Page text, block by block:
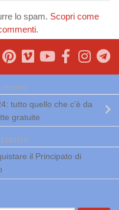
lo spam. Scopri come
.
tutto quello che c’è da
gratuite
il Principato di